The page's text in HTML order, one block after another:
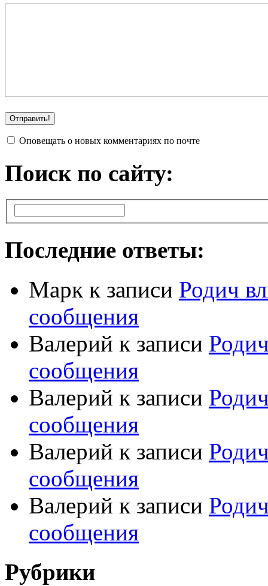
Оповещать о новых комментариях по почте
Поиск по сайту:
Последние ответы:
Марк к записи Родич
сообщения
Валерий к записи
сообщения
Валерий к записи
сообщения
Валерий к записи
сообщения
Валерий к записи
сообщения
Рубрики